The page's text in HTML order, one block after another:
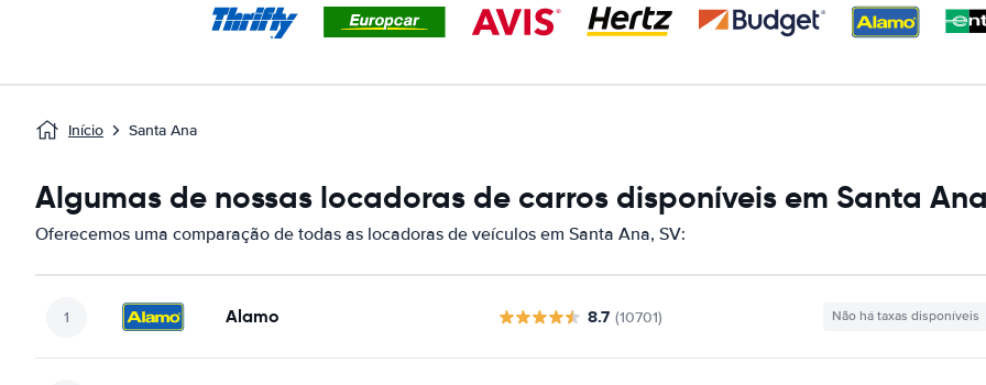
Início Santa Ana
Algumas de nossas locadoras de carros disponíveis em Santa
Oferecemos uma comparação de todas as locadoras de veículos em Santa Ana, SV:
Alamo 8.7 (10701) Não há taxas disponíveis